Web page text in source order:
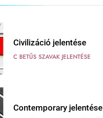
Civilizáció jelentése
C BETŰS SZAVAK JELENTÉSE
Contemporary jelentése